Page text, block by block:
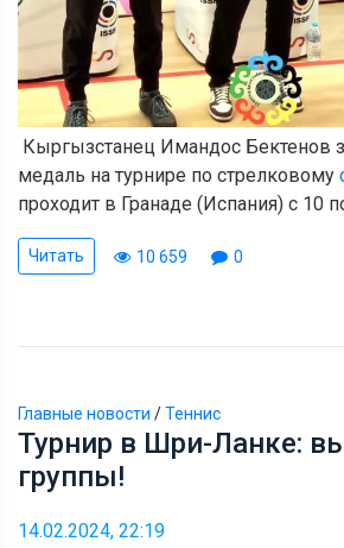
Кыргызстанец Имандос Бектенов
медаль на турнире по стрелковому
проходит в Гранаде (Испания) с 10
Читать 10 659 0
Главные новости /Теннис
Турнир в Шри-Ланке:
группы!
14.02.2024, 22:19